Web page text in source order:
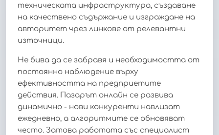
техническата инфраструктура, създаване
на качествено съдържание и изграждане на
авторитет чрез линкове от релевантни
източници.
Не бива да се забравя и необходимостта от
постоянно наблюдение върху
ефективността на предприетите
действия. Пазарът онлайн се развива
динамично - нови конкуренти навлизат
ежедневно, а алгоритмите се обновяват
често. Затова работата със специалист